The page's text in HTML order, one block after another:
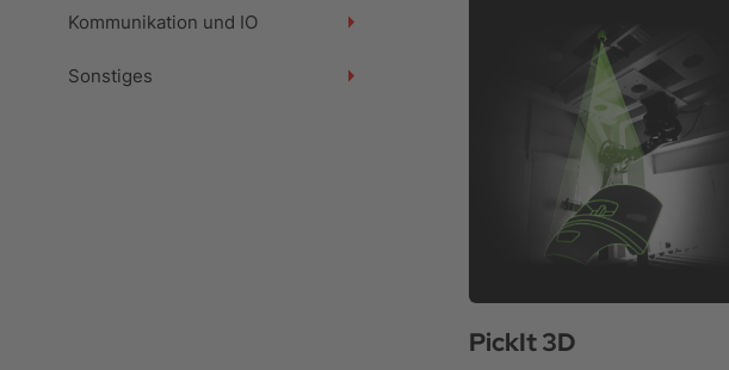
Kommunikation und IO
Sonstiges
PickIt 3D